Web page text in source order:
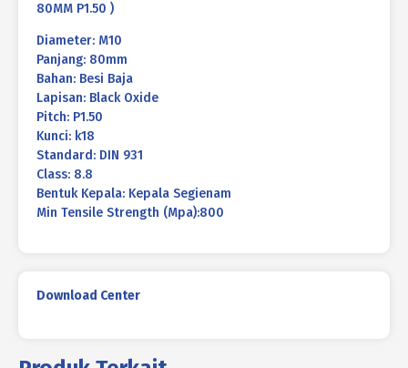
80MM P1.50 )
Diameter: M10
Panjang: 80mm
Bahan: Besi Baja
Lapisan: Black Oxide
Pitch: P1.50
Kunci: k18
Standard: DIN 931
Class: 8.8
Bentuk Kepala: Kepala Segienam
Min Tensile Strength (Mpa):800
Download Center